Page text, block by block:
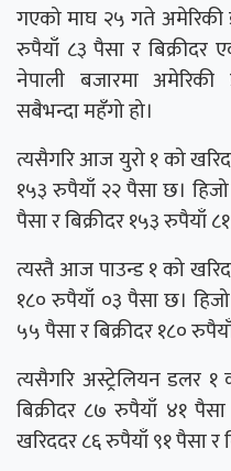
गएको माघ २५ गते
रुपैयाँ ८३ पैसा र
नेपाली बजारमा
सबैभन्दा महँगो हो।
त्यसैगरि आज युरो १ को
१५३ रुपैयाँ २२ पैसा छ।
पैसा र बिक्रीदर १५३ रुपैयाँ
त्यस्तै आज पाउन्ड १ को
१८० रुपैयाँ ०३ पैसा छ।
५५ पैसा र बिक्रीदर १८०
त्यसैगरि अस्ट्रेलियन डलर
बिक्रीदर ८७ रुपैयाँ ४१
खरिददर ८६ रुपैयाँ ९१ पैसा र